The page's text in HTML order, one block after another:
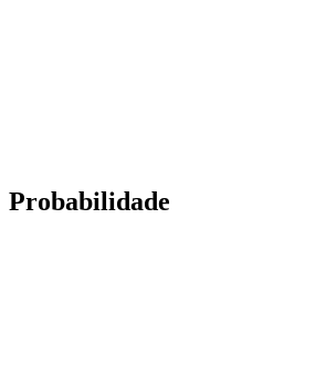
Probabilidade